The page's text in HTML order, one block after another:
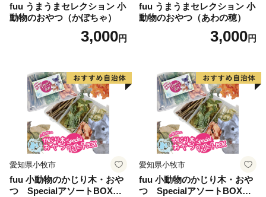
fuu うまうまセレクション 小
動物のおやつ（かぼちゃ）
3,000円
fuu うまうまセレクション 小
動物のおやつ（あわの穂）
3,000円
愛知県小牧市
fuu 小動物のかじり木・おや
つ SpecialアソートBOX（1
愛知県小牧市
fuu 小動物のかじり木・おや
つ SpecialアソートBOX（2